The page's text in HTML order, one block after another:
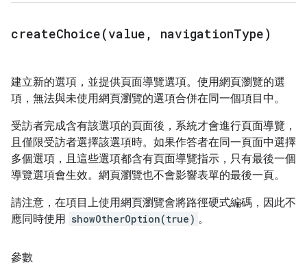
createChoice(value , navigationType)
建立新的選項，並提供頁面導覽選項。使用網頁瀏覽的選
項，無法與未使用網頁瀏覽的選項合併在同一個項目中。
受訪者完成含有該選項的頁面後，系統才會進行頁面導覽，
且僅限受訪者選擇該選項時。如果作答者在同一頁面中選擇
多個選項，且這些選項都含有頁面導覽指示，只有最後一個
導覽選項會生效。網頁瀏覽也不會影響表單的最後一頁。
請注意，在項目上使用網頁瀏覽會將路徑硬式編碼，因此不
應同時使用 showOtherOption(true) 。
參數